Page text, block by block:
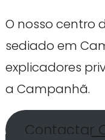
O nosso centro
sediado em
explicadores
a Campanhã.
Contactar